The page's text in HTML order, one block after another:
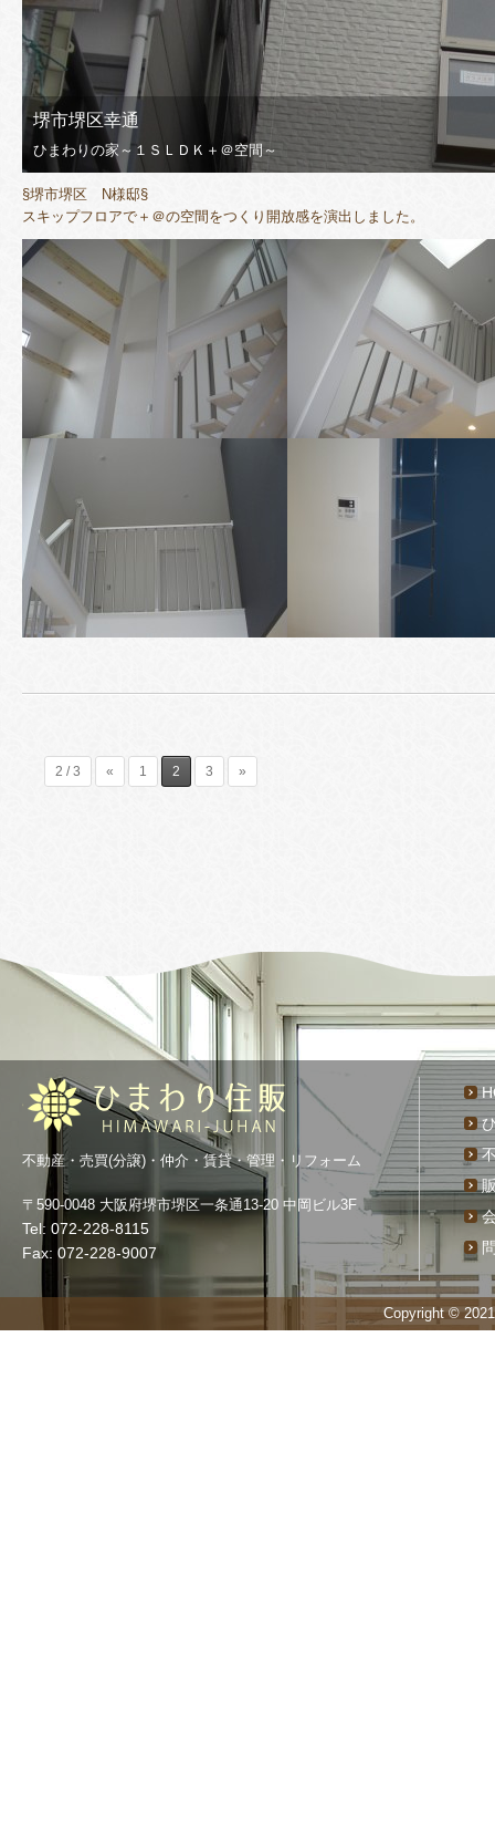
堺市堺区幸通
ひまわりの家～１ＳＬＤＫ＋＠空間～
§堺市堺区 N様邸§
スキップフロアで＋＠の空間をつくり開放感を演出しました。
2 / 3 « 1 2 3 »
不動産・売買(分譲)・仲介・賃貸・管理・リフォーム
〒590-0048 大阪府堺市堺区一条通13-20 中岡ビル3F
Tel: 072-228-8115
Fax: 072-228-9007
Copyright ©